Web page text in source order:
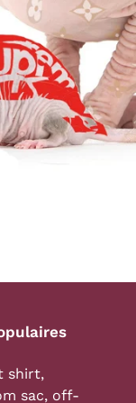
shirt,
sac, off-